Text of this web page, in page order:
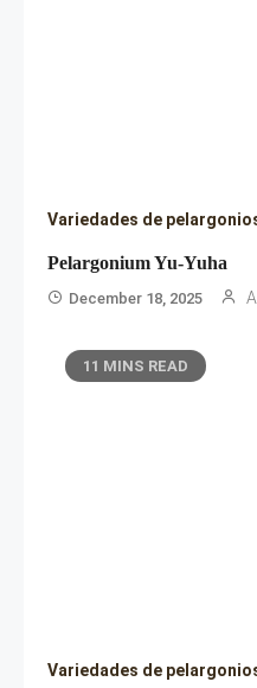
Variedades de
Pelargonium Yu-Yuha
December 18, 2025
11 MINS READ
Variedades de